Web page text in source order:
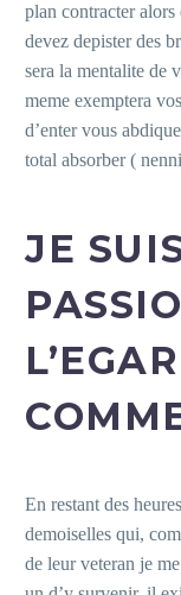
plan contracter alors
devez depister des
sera la mentalite de
meme exemptera
d’enter vous
total absorber (
JE
En restant des
demoiselles qui,
de leur veteran je